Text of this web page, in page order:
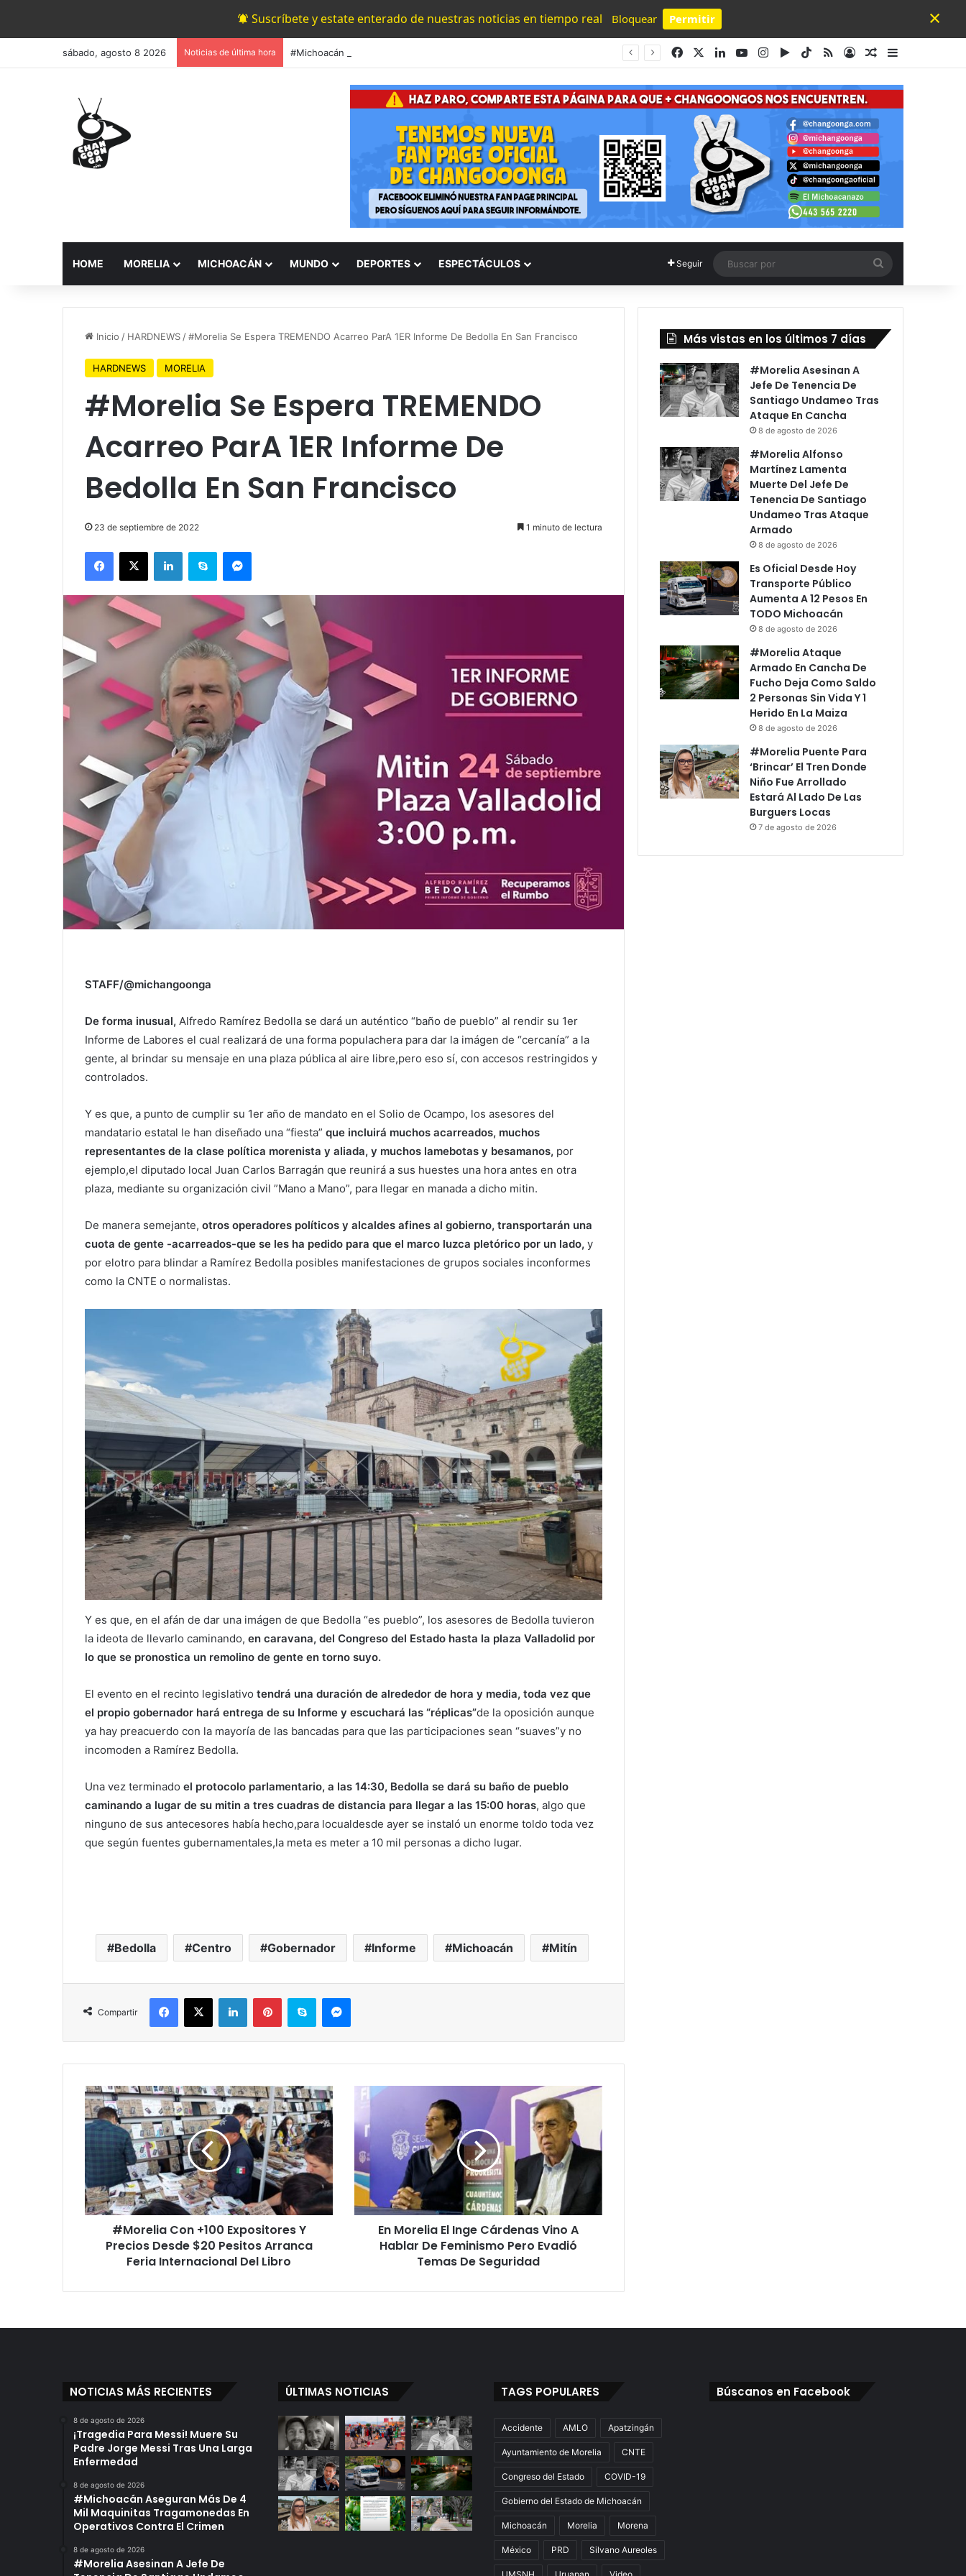
Suscríbete y estate enterado de nuestras noticias en tiempo real Bloquear Permitir
Powered by SendPulse
×
sábado, agosto 8 2026 Noticias de última hora FacebookLinkedInYouTubeInstagram
Google Play
TikTok
RSSAccesoPublicación al
Barra lateral
HOME MORELIA MICHOACÁN MUNDO DEPORTES ESPECTÁCULOS Seguir
por
Inicio / HARDNEWS /#Morelia Se Espera TREMENDO Acarreo ParA 1ER Informe De Bedolla En San Francisco
HARDNEWS MORELIA
#Morelia Se Espera TREMENDO
Acarreo ParA 1ER Informe De
Bedolla En San Francisco
23 de septiembre de 2022 1 minuto de lectura
Facebook
X LinkedInSkype Messenger
STAFF/@michangoonga
De forma inusual, Alfredo Ramírez Bedolla se dará un auténtico “baño de pueblo” al rendir su 1er
Informe de Labores el cual realizará de una forma populachera para dar la imágen de “cercanía” a la
gente, al brindar su mensaje en una plaza pública al aire libre,pero eso sí, con accesos restringidos y
controlados.
Y es que, a punto de cumplir su 1er año de mandato en el Solio de Ocampo, los asesores del
mandatario estatal le han diseñado una “fiesta” que incluirá muchos acarreados, muchos
representantes de la clase política morenista y aliada, y muchos lamebotas y besamanos, por
ejemplo,el diputado local Juan Carlos Barragán que reunirá a sus huestes una hora antes en otra
plaza, mediante su organización civil ”Mano a Mano”, para llegar en manada a dicho mitin.
De manera semejante, otros operadores políticos y alcaldes afines al gobierno, transportarán una
cuota de gente -acarreados-que se les ha pedido para que el marco luzca pletórico por un lado, y
por elotro para blindar a Ramírez Bedolla posibles manifestaciones de grupos sociales inconformes
como la CNTE o normalistas.
Y es que, en el afán de dar una imágen de que Bedolla “es pueblo”, los asesores de Bedolla tuvieron
la ideota de llevarlo caminando, en caravana, del Congreso del Estado hasta la plaza Valladolid por
lo que se pronostica un remolino de gente en torno suyo.
El evento en el recinto legislativo tendrá una duración de alrededor de hora y media, toda vez que
el propio gobernador hará entrega de su Informe y escuchará las “réplicas”de la oposición aunque
ya hay preacuerdo con la mayoría de las bancadas para que las participaciones sean “suaves”y no
incomoden a Ramírez Bedolla.
Una vez terminado el protocolo parlamentario, a las 14:30, Bedolla se dará su baño de pueblo
caminando a lugar de su mitin a tres cuadras de distancia para llegar a las 15:00 horas, algo que
ninguno de sus antecesores había hecho,para locualdesde ayer se instaló un enorme toldo toda vez
que según fuentes gubernamentales,la meta es meter a 10 mil personas a dicho lugar.
Bedolla Centro Gobernador Informe Michoacán Mitín
Compartir
Facebook
X LinkedInPinterestSkype Messenger
#Morelia
Con
+100
Expositores
Y
Desde
$20
Pesitos
Arranca
Internacional
Libro
#Morelia Con +100 Expositores Y
Precios Desde $20 Pesitos Arranca
Feria Internacional Del Libro
En
El
Inge
Cárdenas
Vino
A
Hablar
De
Feminismo
De
En Morelia El Inge Cárdenas Vino A
Hablar De Feminismo Pero Evadió
Temas De Seguridad
Más vistas en los últimos 7 días
#Morelia Asesinan A
Jefe De Tenencia De
Santiago Undameo Tras
Ataque En Cancha
8 de agosto de 2026
#Morelia Alfonso
Martínez Lamenta
Muerte Del Jefe De
Tenencia De Santiago
Undameo Tras Ataque
Armado
8 de agosto de 2026
Es Oficial Desde Hoy
Transporte Público
Aumenta A 12 Pesos En
TODO Michoacán
8 de agosto de 2026
#Morelia Ataque
Armado En Cancha De
Fucho Deja Como Saldo
2 Personas Sin Vida Y 1
Herido En La Maiza
8 de agosto de 2026
#Morelia Puente Para
‘Brincar’ El Tren Donde
Niño Fue Arrollado
Estará Al Lado De Las
Burguers Locas
7 de agosto de 2026
NOTICIAS MÁS RECIENTES
8 de agosto de 2026
¡Tragedia Para Messi! Muere Su
Padre Jorge Messi Tras Una Larga
Enfermedad
8 de agosto de 2026
#Michoacán Aseguran Más De 4
Mil Maquinitas Tragamonedas En
Operativos Contra El Crimen
8 de agosto de 2026
#Morelia Asesinan A Jefe De
ÚLTIMAS NOTICIAS TAGS POPULARES
Accidente AMLO Apatzingán
Ayuntamiento de Morelia CNTE
Congreso del Estado COVID-19
Gobierno del Estado de Michoacán
Michoacán Morelia Morena
México PRD Silvano Aureoles
Búscanos en Facebook